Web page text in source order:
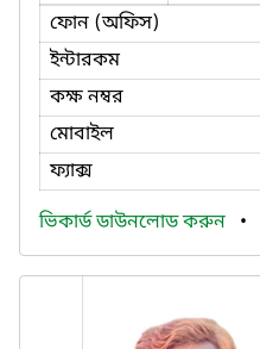
ফোন (অফিস)
ইন্টারকম
কক্ষ নম্বর
মোবাইল
ফ্যাক্স
ভিকার্ড ডাউনলোড করুন •